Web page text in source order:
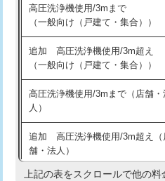
交換・取付(排水栓・排水トラップ
（P/S/ポップアップ））
交換・取付（その他部品）
持込商品取付（単水栓）
持込商品取付（混合水栓）
持込商品取付（浄水器・分岐水栓
持込商品取付（温水洗浄便座）
高圧洗浄機使用/3mまで
（一般向け（戸建て・集合））
追加 高圧洗浄機使用/3m超え
（一般向け（戸建て・集合））
高圧洗浄機使用/3mまで（店舗・
人）
追加 高圧洗浄機使用/3m超え（
舗・法人）
上記の表をスクロールで他の料